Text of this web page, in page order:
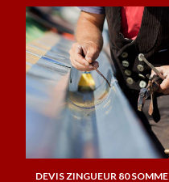
DEVIS ZINGUEUR 80 SOMME